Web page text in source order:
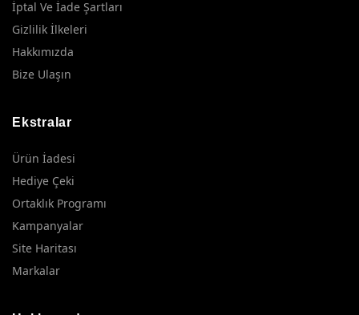
İptal Ve İade Şartları
Gizlilik İlkeleri
Hakkımızda
Bize Ulaşın
Ekstralar
Ürün İadesi
Hediye Çeki
Ortaklık Programı
Kampanyalar
Site Haritası
Markalar